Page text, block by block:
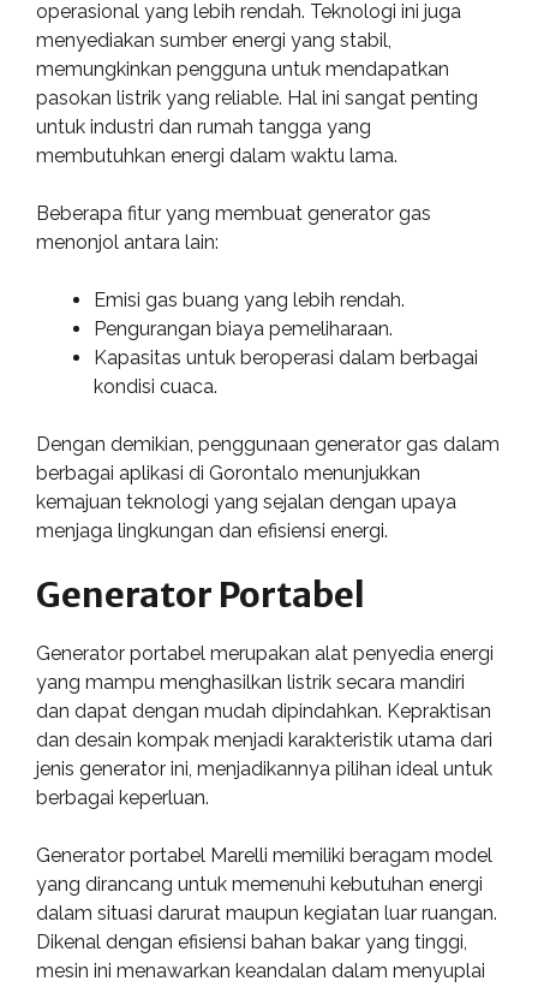
operasional yang lebih rendah. Teknologi ini juga
menyediakan sumber energi yang stabil,
memungkinkan pengguna untuk mendapatkan
pasokan listrik yang reliable. Hal ini sangat penting
untuk industri dan rumah tangga yang
membutuhkan energi dalam waktu lama.
Beberapa fitur yang membuat generator gas
menonjol antara lain:
Emisi gas buang yang lebih rendah.
Pengurangan biaya pemeliharaan.
Kapasitas untuk beroperasi dalam berbagai
kondisi cuaca.
Dengan demikian, penggunaan generator gas dalam
berbagai aplikasi di Gorontalo menunjukkan
kemajuan teknologi yang sejalan dengan upaya
menjaga lingkungan dan efisiensi energi.
Generator Portabel
Generator portabel merupakan alat penyedia energi
yang mampu menghasilkan listrik secara mandiri
dan dapat dengan mudah dipindahkan. Kepraktisan
dan desain kompak menjadi karakteristik utama dari
jenis generator ini, menjadikannya pilihan ideal untuk
berbagai keperluan.
Generator portabel Marelli memiliki beragam model
yang dirancang untuk memenuhi kebutuhan energi
dalam situasi darurat maupun kegiatan luar ruangan.
Dikenal dengan efisiensi bahan bakar yang tinggi,
mesin ini menawarkan keandalan dalam menyuplai